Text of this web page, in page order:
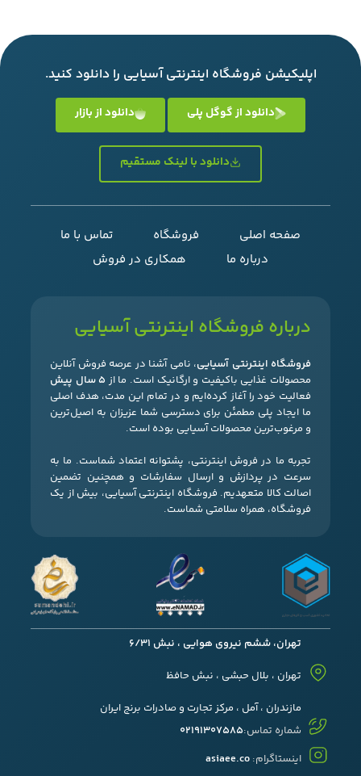
اپلیکیشن فروشگاه اینترنتی آسیایی را دانلود کنید.
دانلود از گوگل پلی دانلود از بازار
دانلود با لینک مستقیم
صفحه اصلی فروشگاه
تماس با ما
درباره ما
همکاری در فروش
درباره فروشگاه اینترنتی آسیایی
فروشگاه اینترنتی آسیایی، نامی آشنا در عرصه فروش آنلاین
محصولات غذایی باکیفیت و ارگانیک است. ما از ۵ سال پیش
فعالیت خود را آغاز کرده‌ایم و در تمام این مدت، هدف اصلی
ما ایجاد پلی مطمئن برای دسترسی شما عزیزان به اصیل‌ترین
و مرغوب‌ترین محصولات آسیایی بوده است.
تجربه ما در فروش اینترنتی، پشتوانه اعتماد شماست. ما به
سرعت در پردازش و ارسال سفارشات و همچنین تضمین
اصالت کالا متعهدیم. فروشگاه اینترنتی آسیایی، بیش از یک
فروشگاه، همراه سلامتی شماست.
تهران، ششم نیروی هوایی ، نبش 6/31
تهران ، بلال حبشی ، نبش حافظ
مازندران ، آمل ، مرکز تجارت و صادرات برنج ایران
شماره تماس:02191307585
اینستاگرام: